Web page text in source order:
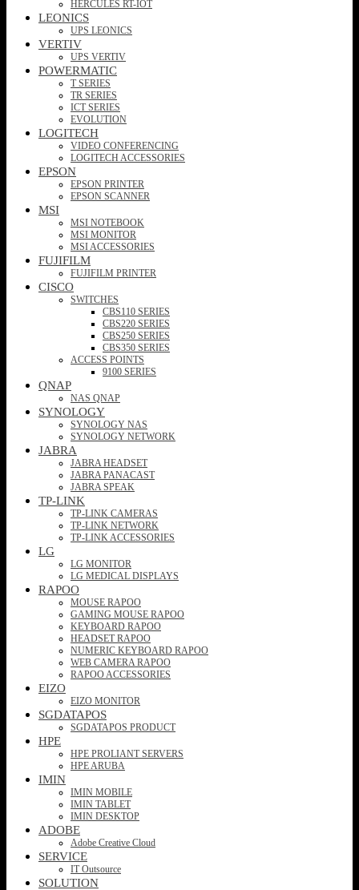
HERCULES RT-IOT
LEONICS
UPS LEONICS
VERTIV
UPS VERTIV
POWERMATIC
T SERIES
TR SERIES
ICT SERIES
EVOLUTION
LOGITECH
VIDEO CONFERENCING
LOGITECH ACCESSORIES
EPSON
EPSON PRINTER
EPSON SCANNER
MSI
MSI NOTEBOOK
MSI MONITOR
MSI ACCESSORIES
FUJIFILM
FUJIFILM PRINTER
CISCO
SWITCHES
CBS110 SERIES
CBS220 SERIES
CBS250 SERIES
CBS350 SERIES
ACCESS POINTS
9100 SERIES
QNAP
NAS QNAP
SYNOLOGY
SYNOLOGY NAS
SYNOLOGY NETWORK
JABRA
JABRA HEADSET
JABRA PANACAST
JABRA SPEAK
TP-LINK
TP-LINK CAMERAS
TP-LINK NETWORK
TP-LINK ACCESSORIES
LG
LG MONITOR
LG MEDICAL DISPLAYS
RAPOO
MOUSE RAPOO
GAMING MOUSE RAPOO
KEYBOARD RAPOO
HEADSET RAPOO
NUMERIC KEYBOARD RAPOO
WEB CAMERA RAPOO
RAPOO ACCESSORIES
EIZO
EIZO MONITOR
SGDATAPOS
SGDATAPOS PRODUCT
HPE
HPE PROLIANT SERVERS
HPE ARUBA
IMIN
IMIN MOBILE
IMIN TABLET
IMIN DESKTOP
ADOBE
Adobe Creative Cloud
SERVICE
IT Outsource
SOLUTION